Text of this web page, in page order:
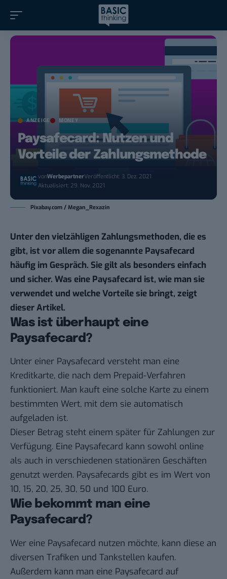
ANZEIGE MONEY
Paysafecard: Nutzen und
Vorteile der Zahlungsmethode
vonWerbepartnerVeröffentlicht: 3. Dez. 2021
Aktualisiert: 29. Nov. 2021
Pixabay.com / Megan_Rexazin
Unter den vielzähligen Zahlungsmethoden, die es
gibt, ist vor allem die sogenannte Paysafecard
häufig im Gespräch. Sie gilt als besonders einfach
und sicher. Was eine Paysafecard ist, wie man sie
verwendet und welche Vorteile sie bringt, zeigt
dieser Artikel.
Was ist überhaupt eine
Paysafecard?
Unter einer Paysafecard versteht man eine
Kreditkarte, die nach dem Prepaid-Verfahren
funktioniert. Man kauft eine solche Karte zu einem
bestimmten Wert, mit dem sie automatisch
aufgeladen ist.
Dieser Betrag steht einem später für Zahlungen zur
Verfügung. Eine Paysafecard kann sowohl online
als auch in verschiedenen stationären Geschäften
genutzt werden. Paysafecards gibt es im Wert von
10, 15, 20, 25, 30, 50 und 100 Euro.
Wie bekommt man eine
Paysafecard?
Wer eine Paysafecard nutzen möchte, kann diese an
diversen Trafiken und Tankstellen kaufen.
Außerdem kann man eine Paysafecard auf